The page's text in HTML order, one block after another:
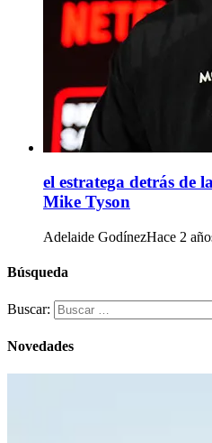
el estratega detrás de
Mike Tyson
Adelaide GodínezHace 2
Búsqueda
Buscar:
Novedades